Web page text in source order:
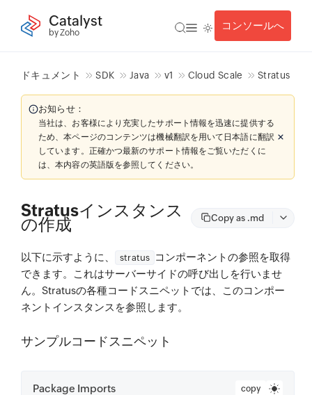
Catalyst
by Zoho
コンソールへ
ドキュメント SDK Java v1 Cloud Scale Stratus
お知らせ：
当社は、お客様により充実したサポート情報を迅速に提供する
ため、本ページのコンテンツは機械翻訳を用いて日本語に翻訳
しています。正確かつ最新のサポート情報をご覧いただくに
は、本内容の英語版を参照してください。
Stratusインスタンス
の作成 Copy as .md
以下に示すように、 stratus コンポーネントの参照を取得
できます。これはサーバーサイドの呼び出しを行いませ
ん。Stratusの各種コードスニペットでは、このコンポー
ネントインスタンスを参照します。
サンプルコードスニペット
Package Imports copy